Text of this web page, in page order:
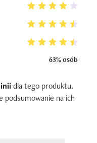
63% osób
dla tego produktu.
podsumowanie na ich